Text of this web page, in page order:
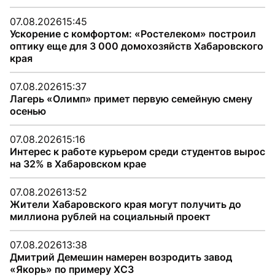
07.08.202615:45
Ускорение с комфортом: «Ростелеком» построил
оптику еще для 3 000 домохозяйств Хабаровского
края
07.08.202615:37
Лагерь «Олимп» примет первую семейную смену
осенью
07.08.202615:16
Интерес к работе курьером среди студентов вырос
на 32% в Хабаровском крае
07.08.202613:52
Жители Хабаровского края могут получить до
миллиона рублей на социальный проект
07.08.202613:38
Дмитрий Демешин намерен возродить завод
«Якорь» по примеру ХСЗ